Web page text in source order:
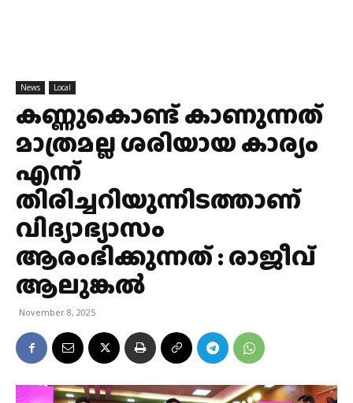
News Local
കണ്ണുകൊണ്ട് കാണുന്നത്
മാത്രമല്ല ശരിയായ കാര്യം
എന്ന്
തിരിച്ചറിയുന്നിടത്താണ്
വിദ്യാഭ്യാസം
ആരംഭിക്കുന്നത് : രാജീവ്
ആലുങ്കൽ
November 8, 2025